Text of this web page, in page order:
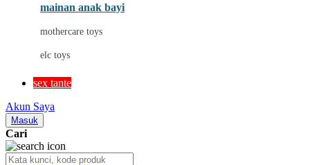
mainan anak bayi
mothercare toys
elc toys
sex tante
Akun Saya
Masuk
Cari